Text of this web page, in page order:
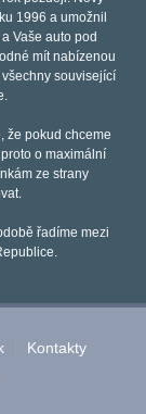
1996 a umožnil
Vaše auto pod
mít nabízenou
související
že pokud chceme
o maximální
ze strany
řadíme mezi
Kontakty